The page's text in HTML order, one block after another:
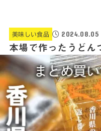
美味しい食品 2024.08.05
本場で作ったうどん